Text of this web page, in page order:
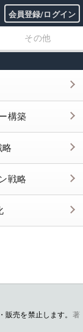
会員登録/ログイン
その他
構築
略
戦略
売を禁止します。 著